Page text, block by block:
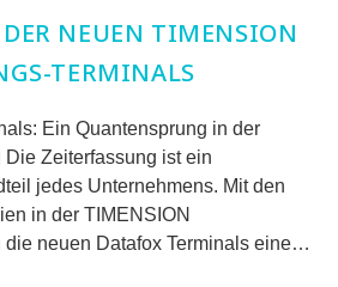
NEUEN TIMENSION
TERMINALS
Ein Quantensprung in der
Zeiterfassung ist ein
jedes Unternehmens. Mit den
in der TIMENSION
die neuen Datafox Terminals eine…